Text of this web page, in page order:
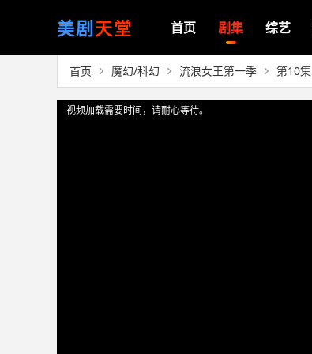
美剧天堂 首页 剧集 综艺
首页 魔幻/科幻 流浪女王第一季 第10集
视频加载需要时间，请耐心等待。